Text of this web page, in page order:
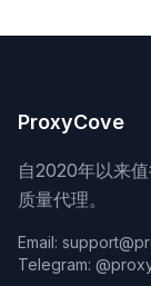
ProxyCove
自2020年以来
质量代理。
Email:
Telegram: